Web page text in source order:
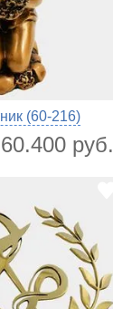
(60-216)
60.400 руб.